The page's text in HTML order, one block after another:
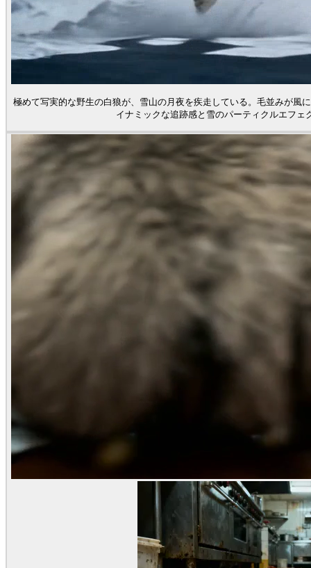
極めて写実的な野生の白狼が、雪山の月夜を疾走している。毛並みが風
イナミックな追跡感と雪のパーティクルエフ